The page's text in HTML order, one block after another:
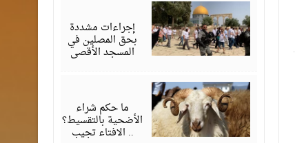
إجراءات مشددة
بحق المصلين في
المسجد الأقصى
ما حكم شراء
الأضحية بالتقسيط؟
.. الافتاء تجيب